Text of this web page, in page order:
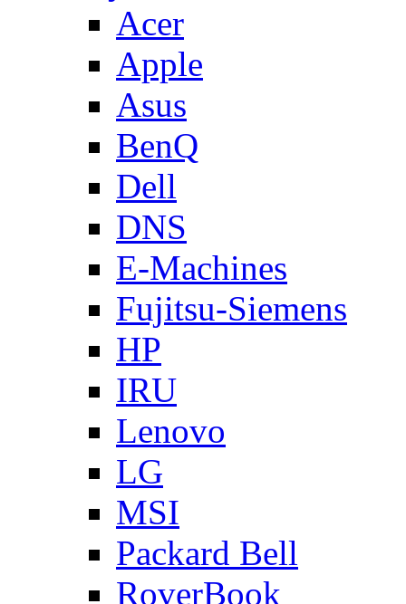
Acer
Apple
Asus
BenQ
Dell
DNS
E-Machines
Fujitsu-Siemens
HP
IRU
Lenovo
LG
MSI
Packard Bell
RoverBook